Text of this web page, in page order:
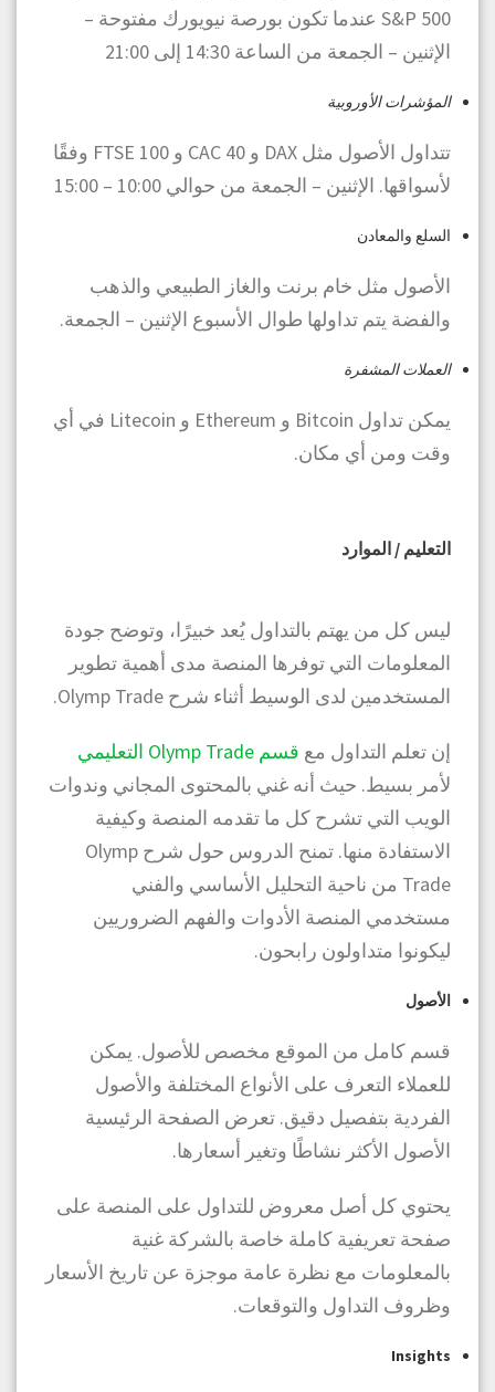
S&P 500 عندما تكون بورصة نيويورك مفتوحة –
الإثنين – الجمعة من الساعة 14:30 إلى 21:00
المؤشرات الأوروبية
تتداول الأصول مثل DAX و CAC 40 و FTSE 100 وفقًا
لأسواقها. الإثنين – الجمعة من حوالي 10:00 – 15:00
السلع والمعادن
الأصول مثل خام برنت والغاز الطبيعي والذهب
والفضة يتم تداولها طوال الأسبوع الإثنين – الجمعة.
العملات المشفرة
يمكن تداول Bitcoin و Ethereum و Litecoin في أي
وقت ومن أي مكان.
التعليم / الموارد
ليس كل من يهتم بالتداول يُعد خبيرًا، وتوضح جودة
المعلومات التي توفرها المنصة مدى أهمية تطوير
المستخدمين لدى الوسيط أثناء شرح Olymp Trade.
إن تعلم التداول مع قسم Olymp Trade التعليمي
لأمر بسيط. حيث أنه غني بالمحتوى المجاني وندوات
الويب التي تشرح كل ما تقدمه المنصة وكيفية
الاستفادة منها. تمنح الدروس حول شرح Olymp
Trade من ناحية التحليل الأساسي والفني
مستخدمي المنصة الأدوات والفهم الضروريين
ليكونوا متداولون رابحون.
الأصول
قسم كامل من الموقع مخصص للأصول. يمكن
للعملاء التعرف على الأنواع المختلفة والأصول
الفردية بتفصيل دقيق. تعرض الصفحة الرئيسية
الأصول الأكثر نشاطًا وتغير أسعارها.
يحتوي كل أصل معروض للتداول على المنصة على
صفحة تعريفية كاملة خاصة بالشركة غنية
بالمعلومات مع نظرة عامة موجزة عن تاريخ الأسعار
وظروف التداول والتوقعات.
Insights